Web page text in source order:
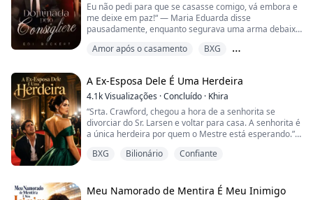
Eu não pedi para que se casasse comigo, vá embora e
me deixe em paz!“ — Maria Eduarda disse
pausadamente, enquanto segurava uma arma debaixo
Ela levantou virando as costas, soltando o ar com força
prestes a engatilhado.
Maria Eduarda havia o rejeitado há quatro anos, só
que agora, Maicon havia sido aquele escolhido p...
Amor após o casamento
BXG
A Ex-Esposa Dele É Uma Herdeira
4.1kVisualizações ·Concluído · Khira
“Srta. Crawford, chegou a hora de a senhorita se
divorciar do Sr. Larsen e voltar para casa. A senhorita é
a única herdeira por quem o Mestre está esperando.”
Tobias William Larsen. Ela fez de tudo para conquistar
BXG Bilionário Confiante
Meu Namorado de Mentira É Meu Inimigo